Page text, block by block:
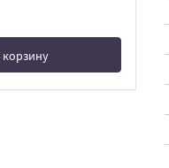
корзину
корзине